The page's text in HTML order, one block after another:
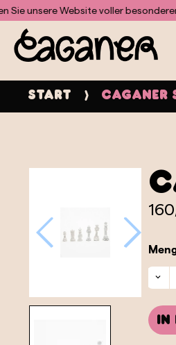
Für das Doofinder-Modul wurde keine
Website voller besonderer
Start Caganer